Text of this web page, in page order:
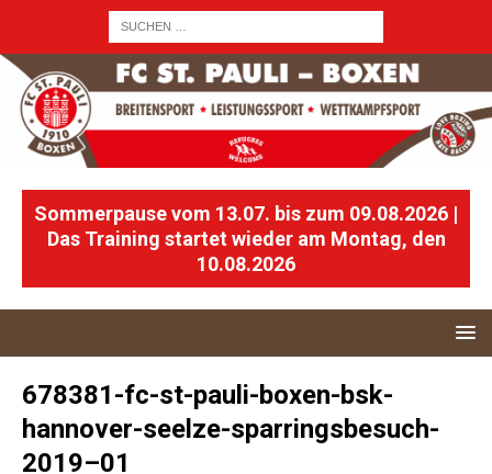
Sommerpause vom 13.07. bis zum 09.08.2026 |
Das Training startet wieder am Montag, den
10.08.2026
678381-fc-st-pauli-boxen-bsk-
hannover-seelze-sparringsbesuch-
2019–01